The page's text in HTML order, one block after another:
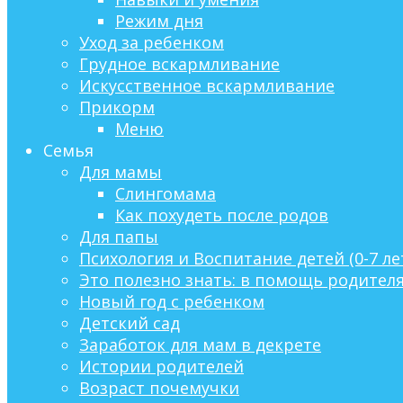
Режим дня
Уход за ребенком
Грудное вскармливание
Искусственное вскармливание
Прикорм
Меню
Семья
Для мамы
Слингомама
Как похудеть после родов
Для папы
Психология и Воспитание детей (0-7
Это полезно знать: в помощь
Новый год с ребенком
Детский сад
Заработок для мам в декрете
Истории родителей
Возраст почемучки